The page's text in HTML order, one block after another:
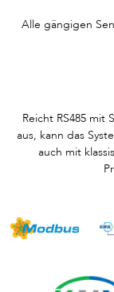
Alle gängigen
Reicht RS485
aus, kann das
auch mit